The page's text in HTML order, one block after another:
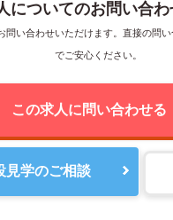
についてのお問い合
問い合わせいただけます。直接の問
でご安心ください。
この求人に問い合わせる
見学のご相談